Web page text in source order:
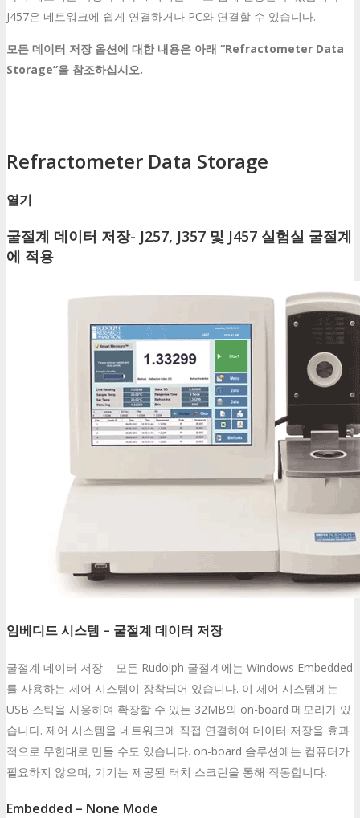
J457은 네트워크에 쉽게 연결하거나 PC와 연결할 수 있습니다.
모든 데이터 저장 옵션에 대한 내용은 아래 “Refractometer Data
Storage”을 참조하십시오.
Refractometer Data Storage
열기
굴절계 데이터 저장- J257, J357 및 J457 실험실 굴절계
에 적용
임베디드 시스템 – 굴절계 데이터 저장
굴절계 데이터 저장 – 모든 Rudolph 굴절계에는 Windows Embedded
를 사용하는 제어 시스템이 장착되어 있습니다. 이 제어 시스템에는
USB 스틱을 사용하여 확장할 수 있는 32MB의 on-board 메모리가 있
습니다. 제어 시스템을 네트워크에 직접 연결하여 데이터 저장을 효과
적으로 무한대로 만들 수도 있습니다. on-board 솔루션에는 컴퓨터가
필요하지 않으며, 기기는 제공된 터치 스크린을 통해 작동합니다.
Embedded – None Mode